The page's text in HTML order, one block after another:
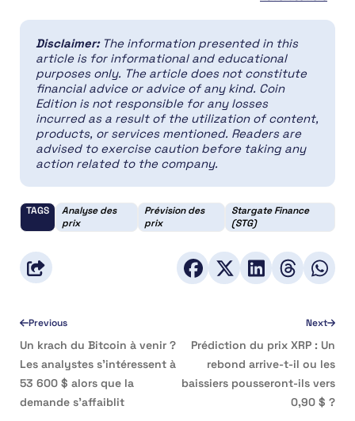
Disclaimer: The information presented in this
article is for informational and educational
purposes only. The article does not constitute
financial advice or advice of any kind. Coin
Edition is not responsible for any losses
incurred as a result of the utilization of content,
products, or services mentioned. Readers are
advised to exercise caution before taking any
action related to the company.
TAGS
Analyse des
prix
Prévision des
prix
Stargate Finance
(STG)
Previous
Un krach du Bitcoin à venir ?
Les analystes s’intéressent à
53 600 $ alors que la
demande s’affaiblit
Next
Prédiction du prix XRP : Un
rebond arrive-t-il ou les
baissiers pousseront-ils vers
0,90 $ ?